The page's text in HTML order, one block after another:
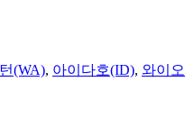
(WA), 아이다호(ID), 와이